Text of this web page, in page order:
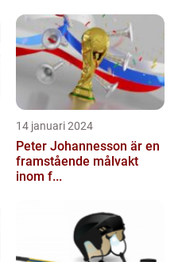
14 januari 2024
Peter Johannesson är en
framstående målvakt
inom f...